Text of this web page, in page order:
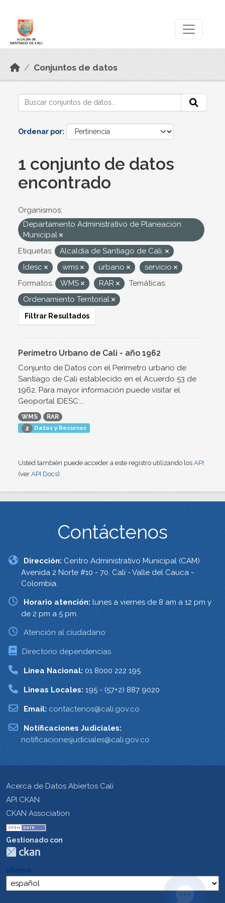
Conjuntos de datos
Ordenar por
1 conjunto de datos
encontrado
Organismos:
Departamento Administrativo de Planeación
Municipal
Etiquetas:
Alcaldía de Santiago de Cali.
Idesc
wms urbano
servicio
Formatos:
WMS RAR
Temáticas:
Ordenamiento Territorial
Filtrar Resultados
Perímetro Urbano de Cali - año 1962
Conjunto de Datos con el Perímetro urbano de
Santiago de Cali establecido en el Acuerdo 53 de
1962. Para mayor información puede visitar el
Geoportal IDESC:...
WMS
RAR
2 Datos y Recursos
Usted también puede acceder a este registro utilizando los API
(ver API Docs).
Contáctenos
Dirección: Centro Administrativo Municipal (CAM)
Avenida 2 Norte #10 - 70. Cali - Valle del Cauca -
Colombia.
Horario atención: lunes a viernes de 8 am a 12 pm y
de 2 pm a 5 pm.
Atención al ciudadano
Directorio dependencias
Linea Nacional: 01 8000 222 195
Lineas Locales: 195 - (57+2) 887 9020
Email: contactenos@cali.gov.co
Notificaciones Judiciales:
notificacionesjudiciales@cali.gov.co
Acerca de Datos Abiertos Cali
API CKAN
CKAN Association
Gestionado con